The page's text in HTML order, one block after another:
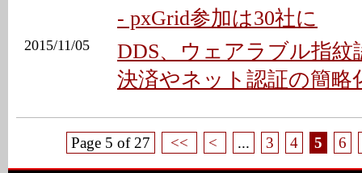
- pxGrid参加は30社に
2015/11/05
DDS、ウェアラブル指紋
決済やネット認証の簡略
Page 5 of 27 << < ... 3 4 5 6